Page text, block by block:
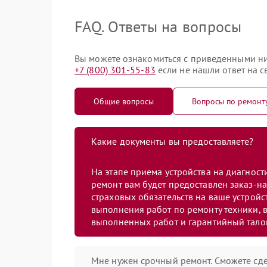
FAQ. Ответы на вопросы
Вы можете ознакомиться с приведенными
+7 (800) 301-55-83 если не нашли ответ на
Общие вопросы Вопросы по
Какие документы вы предоставляете?
На этапе приема устройства на
ремонт вам будет предоставлен заказ-
страховых обязательств на ваше
выполнения работ по ремонту техники,
выполненных работ и гарантийный
Мне нужен срочный ремонт. Сможете